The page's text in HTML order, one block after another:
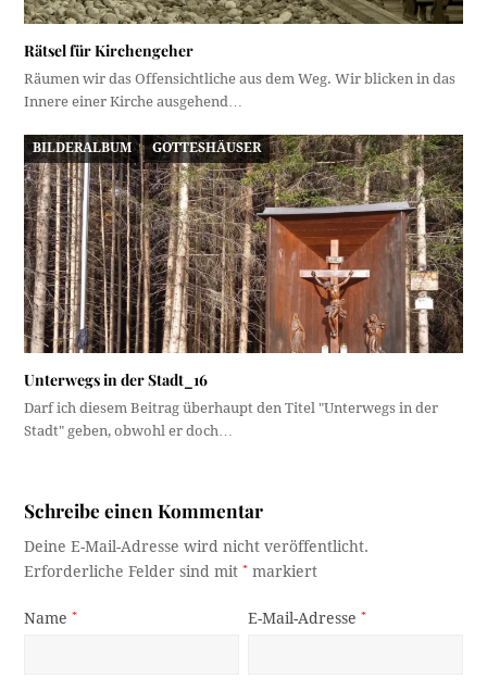
Rätsel für Kirchengeher
Räumen wir das Offensichtliche aus dem Weg. Wir blicken in das
Innere einer Kirche ausgehend…
BILDERALBUM GOTTESHÄUSER
Unterwegs in der Stadt_16
Darf ich diesem Beitrag überhaupt den Titel "Unterwegs in der
Stadt" geben, obwohl er doch…
Schreibe einen Kommentar
Deine E-Mail-Adresse wird nicht veröffentlicht.
Erforderliche Felder sind mit* markiert
Name* E-Mail-Adresse*